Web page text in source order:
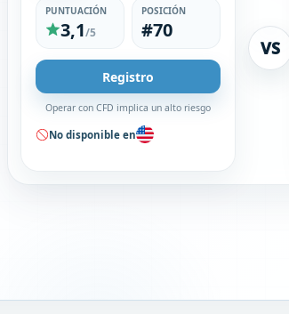
PUNTUACIÓN
3,1/5
POSICIÓN
#70
Registro
Operar con CFD implica un alto riesgo
No disponible en
VS